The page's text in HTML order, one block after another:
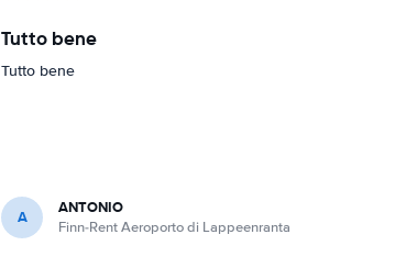
Tutto bene
Tutto bene
A ANTONIO
Finn-Rent Aeroporto di Lappeenranta